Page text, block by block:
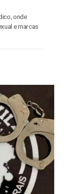
onde
e marcas